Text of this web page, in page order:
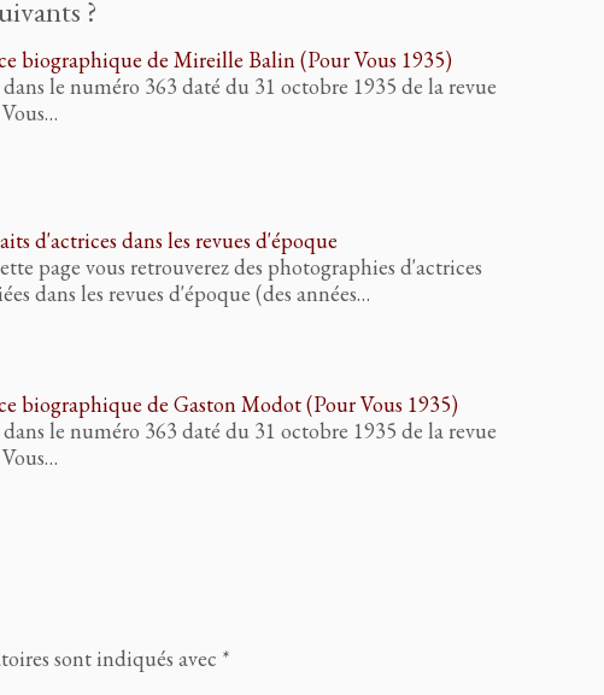
?
biographique de Mireille Balin (Pour Vous 1935)
le numéro 363 daté du 31 octobre 1935 de la revue
d'actrices dans les revues d'époque
page vous retrouverez des photographies d'actrices
dans les revues d'époque (des années…
biographique de Gaston Modot (Pour Vous 1935)
le numéro 363 daté du 31 octobre 1935 de la revue
sont indiqués avec *